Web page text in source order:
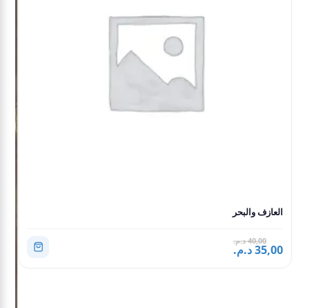
العازف والبحر
40,00 د.م.
35,00 د.م.